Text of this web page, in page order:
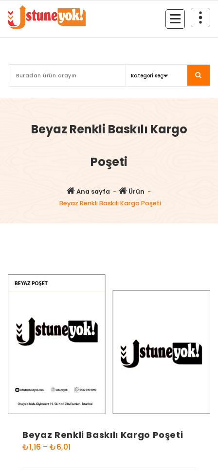
İçeriğe
geç
Beyaz Renkli Baskılı Kargo
Poşeti
Ana sayfa - Ürün -
Beyaz Renkli Baskılı Kargo Poşeti
Beyaz Renkli Baskılı Kargo Poşeti
₺1,16 – ₺6,01